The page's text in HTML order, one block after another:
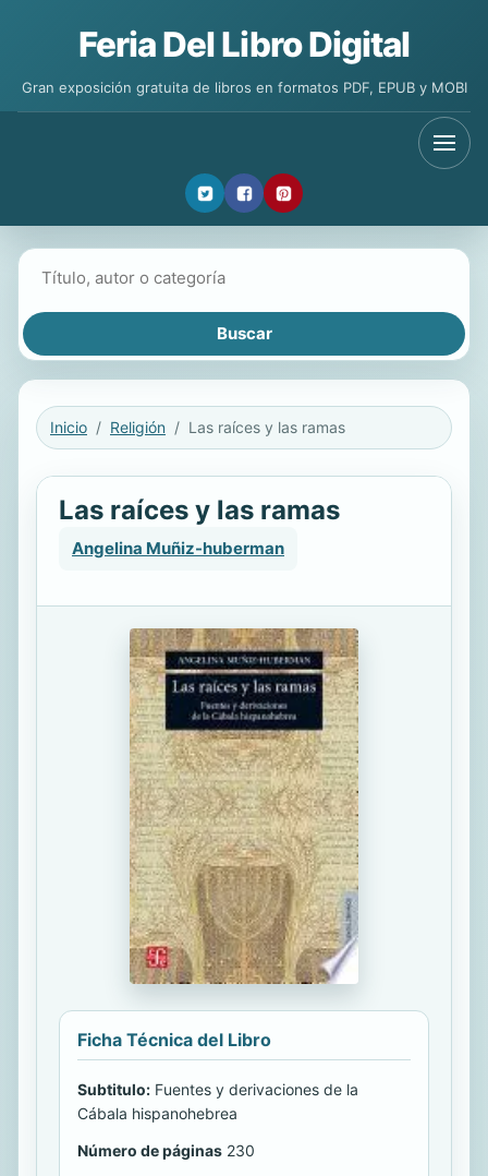
Feria Del Libro Digital
Gran exposición gratuita de libros en formatos PDF, EPUB y MOBI
Inicio Religión Las raíces y las ramas
Las raíces y las ramas
Angelina Muñiz-huberman
Ficha Técnica del Libro
Subtitulo: Fuentes y derivaciones de la
Cábala hispanohebrea
Número de páginas 230